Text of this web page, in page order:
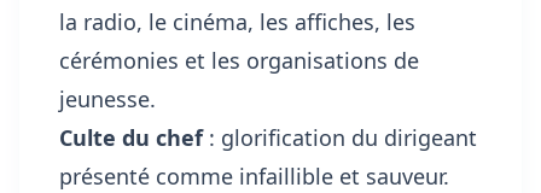
la radio, le cinéma, les affiches, les
cérémonies et les organisations de
jeunesse.
Culte du chef: glorification du dirigeant
présenté comme infaillible et sauveur.